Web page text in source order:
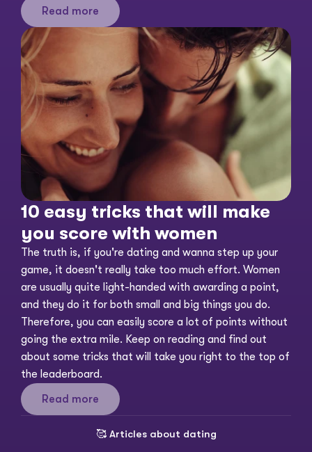
Read more
10 easy tricks that will make
you score with women
The truth is, if you're dating and wanna step up your
game, it doesn't really take too much effort. Women
are usually quite light-handed with awarding a point,
and they do it for both small and big things you do.
Therefore, you can easily score a lot of points without
going the extra mile. Keep on reading and find out
about some tricks that will take you right to the top of
the leaderboard.
Read more
🥰 Articles about dating